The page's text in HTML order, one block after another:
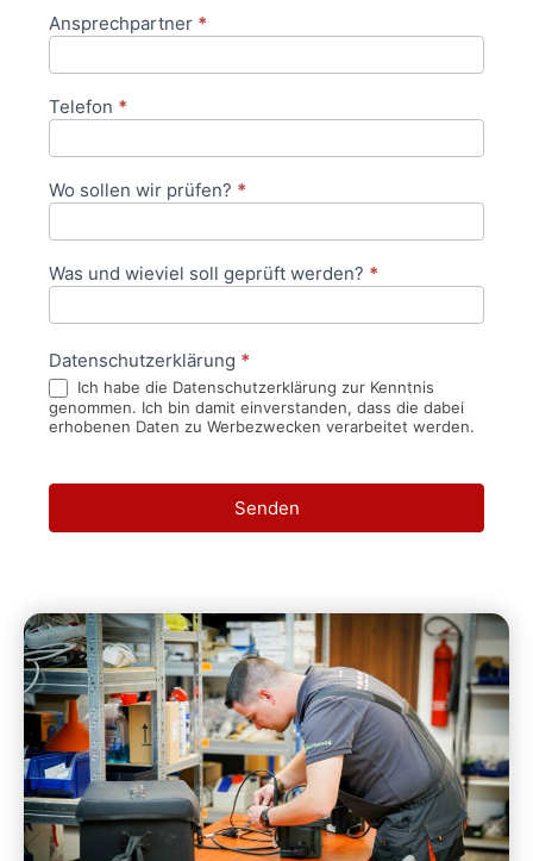
Ansprechpartner *
Telefon *
Wo sollen wir prüfen? *
Was und wieviel soll geprüft werden? *
Datenschutzerklärung *
Ich habe die Datenschutzerklärung zur Kenntnis
genommen. Ich bin damit einverstanden, dass die dabei
erhobenen Daten zu Werbezwecken verarbeitet werden.
Senden